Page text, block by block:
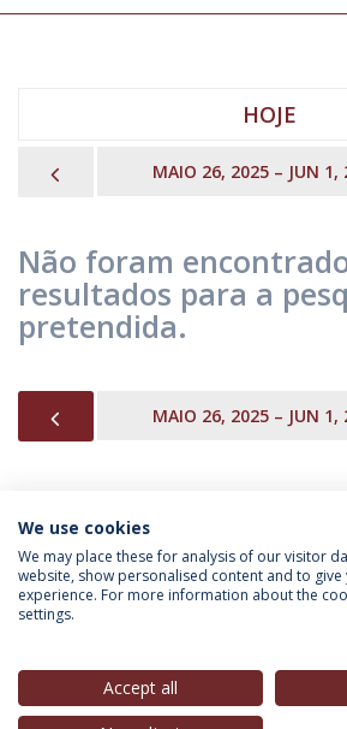
HOJE
PREVIOUSMAIO 26, 2025 – JUN 1,
Não foram
resultados para a
pretendida.
PREVIOUSMAIO 26, 2025 – JUN 1,
INFORMAÇÃO PARA
We use cookies
We may place these for analysis of our visitor
website, show personalised content and to give
experience. For more information about the
settings.
Accept all